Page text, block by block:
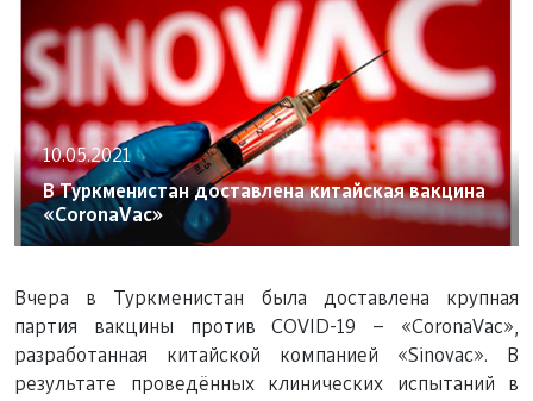
10.05.2021
В Туркменистан доставлена китайская вакцина
«СоrоnаVас»
Вчера в Туркменистан была доставлена крупная
партия вакцины против COVID-19 – «СоrоnаVас»,
разработанная китайской компанией «Sinovас». В
результате проведённых клинических испытаний в